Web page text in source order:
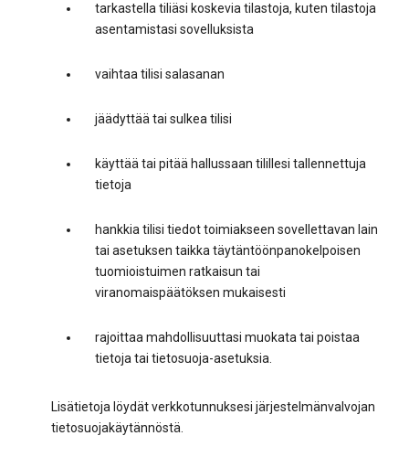
tarkastella tiliäsi koskevia tilastoja, kuten tilastoja
asentamistasi sovelluksista
vaihtaa tilisi salasanan
jäädyttää tai sulkea tilisi
käyttää tai pitää hallussaan tilillesi tallennettuja
tietoja
hankkia tilisi tiedot toimiakseen sovellettavan lain
tai asetuksen taikka täytäntöönpanokelpoisen
tuomioistuimen ratkaisun tai
viranomaispäätöksen mukaisesti
rajoittaa mahdollisuuttasi muokata tai poistaa
tietoja tai tietosuoja-asetuksia.
Lisätietoja löydät verkkotunnuksesi järjestelmänvalvojan
tietosuojakäytännöstä.